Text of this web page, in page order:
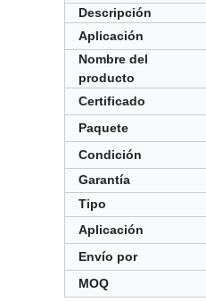
Descripción
Aplicación
Nombre del
producto
Certificado
Paquete
Condición
Garantía
Tipo
Aplicación
Envío por
MOQ